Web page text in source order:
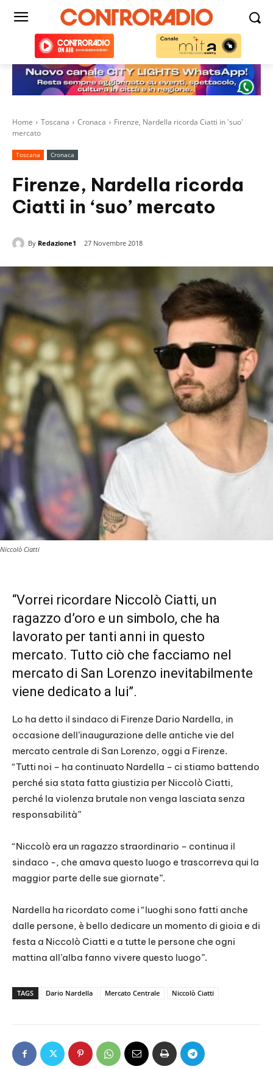
Home Toscana Cronaca
Firenze, Nardella ricorda Ciatti in 'suo'
mercato
Toscana Cronaca
Firenze, Nardella ricorda
Ciatti in ‘suo’ mercato
By Redazione1 27 Novembre 2018
Niccolò Ciatti
“Vorrei ricordare Niccolò Ciatti, un
ragazzo d’oro e un simbolo, che ha
lavorato per tanti anni in questo
mercato. Tutto ciò che facciamo nel
mercato di San Lorenzo inevitabilmente
viene dedicato a lui”.
Lo ha detto il sindaco di Firenze Dario Nardella, in
occasione dell’inaugurazione delle antiche vie del
mercato centrale di San Lorenzo, oggi a Firenze.
“Tutti noi – ha continuato Nardella – ci stiamo battendo
perché sia stata fatta giustizia per Niccolò Ciatti,
perché la violenza brutale non venga lasciata senza
responsabilità”
“Niccolò era un ragazzo straordinario – continua il
sindaco -, che amava questo luogo e trascorreva qui la
maggior parte delle sue giornate”.
Nardella ha ricordato come i “luoghi sono fatti anche
dalle persone, è bello dedicare un momento di gioia e di
festa a Niccolò Ciatti e a tutte le persone che ogni
mattina all’alba fanno vivere questo luogo”.
TAGS Dario Nardella Mercato Centrale Niccolò Ciatti